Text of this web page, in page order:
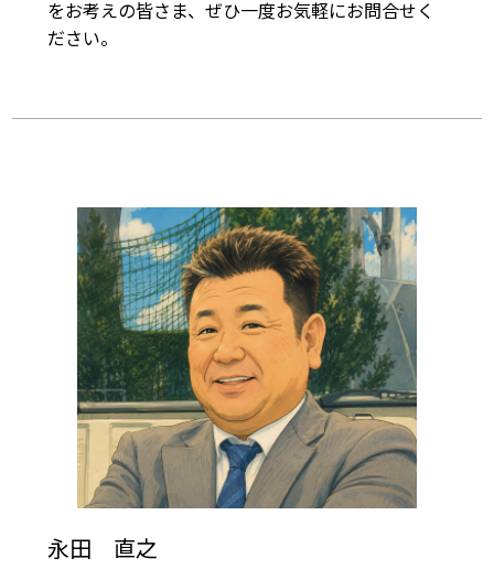
をお考えの皆さま、ぜひ一度お気軽にお問合せく
ださい。
永田 直之